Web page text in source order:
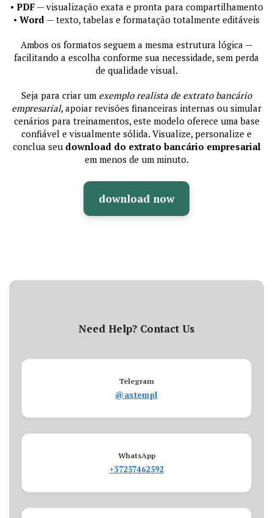
• PDF— visualização exata e pronta para compartilhamento
• Word — texto, tabelas e formatação totalmente editáveis
Ambos os formatos seguem a mesma estrutura lógica —
facilitando a escolha conforme sua necessidade, sem perda
de qualidade visual.
Seja para criar um exemplo realista de extrato bancário
empresarial, apoiar revisões financeiras internas ou simular
cenários para treinamentos, este modelo oferece uma base
confiável e visualmente sólida. Visualize, personalize e
conclua seu download do extrato bancário empresarial
em menos de um minuto.
download now
Need Help? Contact Us
Telegram
@axtempl
WhatsApp
+37257462592